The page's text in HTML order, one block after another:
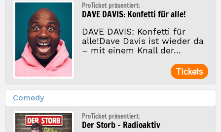
ProTicket präsentiert:
DAVE DAVIS: Konfetti für alle!
DAVE DAVIS: Konfetti für
alle!Dave Davis ist wieder da
– mit einem Knall der...
Tickets
Comedy
ProTicket präsentiert:
Der Storb - Radioaktiv